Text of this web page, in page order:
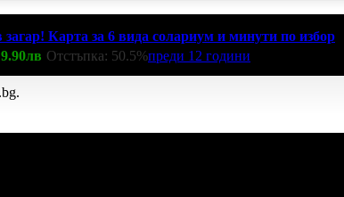
Карта за 6 вида солариум и минути по избор
9.90лв Отстъпка: 50.5%преди 12 години